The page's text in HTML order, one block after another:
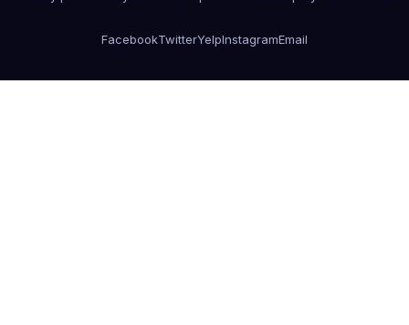
FacebookTwitterYelpInstagramEmail